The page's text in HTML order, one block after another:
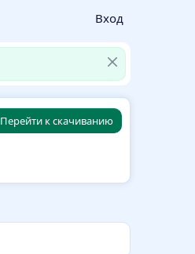
Вход
Перейти к скачиванию